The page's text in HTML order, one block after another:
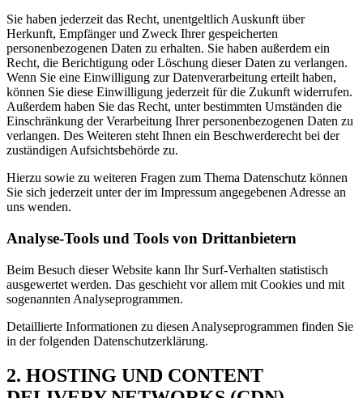
Sie haben jederzeit das Recht, unentgeltlich Auskunft über
Herkunft, Empfänger und Zweck Ihrer gespeicherten
personenbezogenen Daten zu erhalten. Sie haben außerdem ein
Recht, die Berichtigung oder Löschung dieser Daten zu verlangen.
Wenn Sie eine Einwilligung zur Datenverarbeitung erteilt haben,
können Sie diese Einwilligung jederzeit für die Zukunft widerrufen.
Außerdem haben Sie das Recht, unter bestimmten Umständen die
Einschränkung der Verarbeitung Ihrer personenbezogenen Daten zu
verlangen. Des Weiteren steht Ihnen ein Beschwerderecht bei der
zuständigen Aufsichtsbehörde zu.
Hierzu sowie zu weiteren Fragen zum Thema Datenschutz können
Sie sich jederzeit unter der im Impressum angegebenen Adresse an
uns wenden.
Analyse-Tools und Tools von Drittanbietern
Beim Besuch dieser Website kann Ihr Surf-Verhalten statistisch
ausgewertet werden. Das geschieht vor allem mit Cookies und mit
sogenannten Analyseprogrammen.
Detaillierte Informationen zu diesen Analyseprogrammen finden Sie
in der folgenden Datenschutzerklärung.
2. HOSTING UND CONTENT